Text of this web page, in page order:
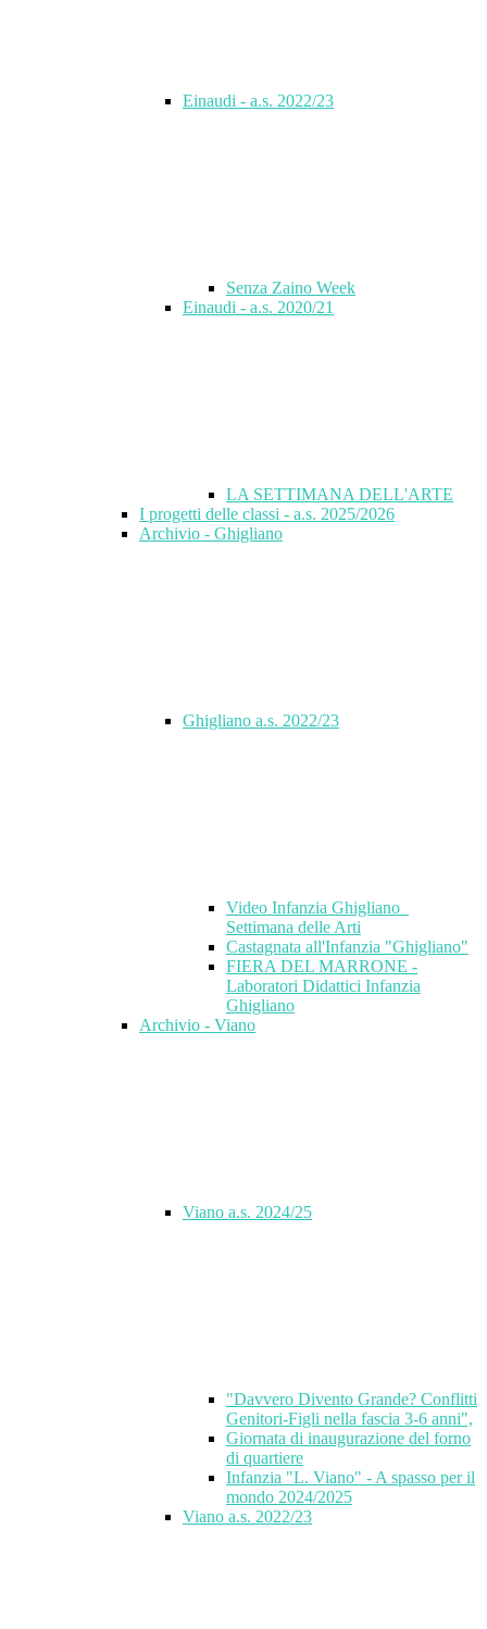
Einaudi - a.s. 2022/23
Senza Zaino Week
Einaudi - a.s. 2020/21
LA SETTIMANA DELL'ARTE
I progetti delle classi - a.s. 2025/2026
Archivio - Ghigliano
Ghigliano a.s. 2022/23
Video Infanzia Ghigliano_
Settimana delle Arti
Castagnata all'Infanzia "Ghigliano"
FIERA DEL MARRONE -
Laboratori Didattici Infanzia
Ghigliano
Archivio - Viano
Viano a.s. 2024/25
"Davvero Divento Grande? Conflitti
Genitori-Figli nella fascia 3-6 anni",
Giornata di inaugurazione del forno
di quartiere
Infanzia "L. Viano" - A spasso per il
mondo 2024/2025
Viano a.s. 2022/23